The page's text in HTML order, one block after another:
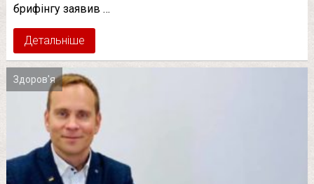
брифінгу заявив …
Детальніше
Здоров'я